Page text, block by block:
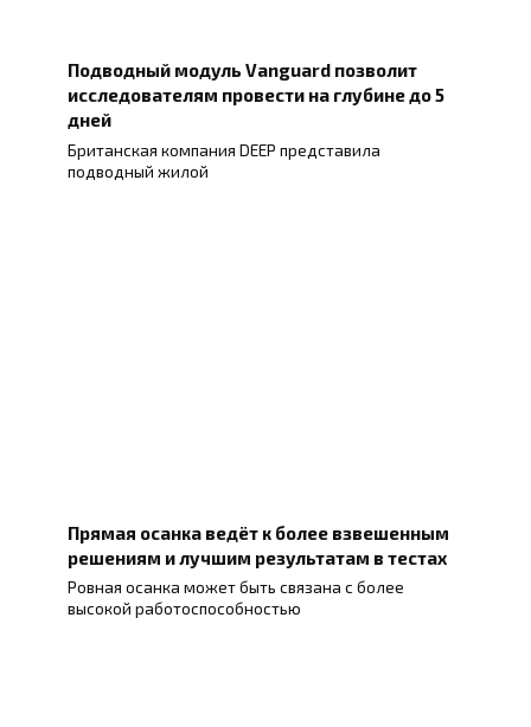
Подводный модуль Vanguard позволит
исследователям провести на глубине до 5
дней
Британская компания DEEP представила
подводный жилой
Прямая осанка ведёт к более взвешенным
решениям и лучшим результатам в тестах
Ровная осанка может быть связана с более
высокой работоспособностью